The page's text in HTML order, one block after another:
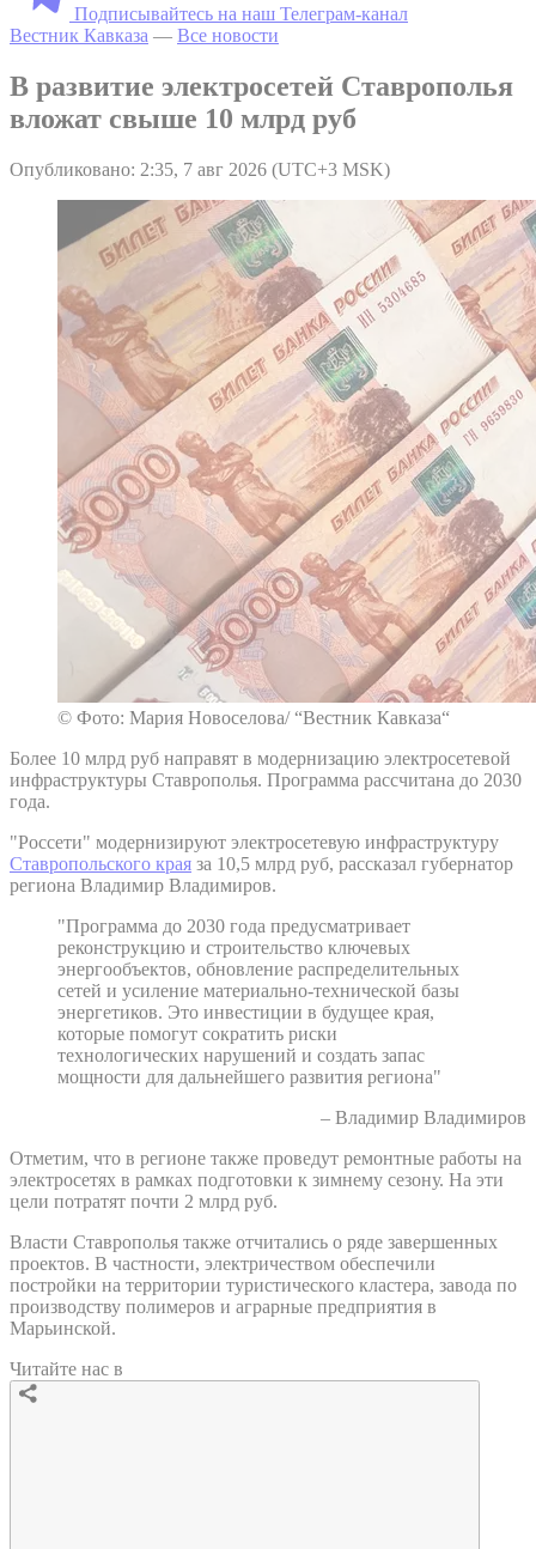
Подписывайтесь на наш Телеграм-канал
Вестник Кавказа — Все новости
В развитие электросетей Ставрополья
вложат свыше 10 млрд руб
Опубликовано: 2:35, 7 авг 2026 (UTC+3 MSK)
© Фото: Мария Новоселова/ “Вестник Кавказа“
Более 10 млрд руб направят в модернизацию электросетевой
инфраструктуры Ставрополья. Программа рассчитана до 2030
года.
"Россети" модернизируют электросетевую инфраструктуру
Ставропольского края за 10,5 млрд руб, рассказал губернатор
региона Владимир Владимиров.
"Программа до 2030 года предусматривает
реконструкцию и строительство ключевых
энергообъектов, обновление распределительных
сетей и усиление материально-технической базы
энергетиков. Это инвестиции в будущее края,
которые помогут сократить риски
технологических нарушений и создать запас
мощности для дальнейшего развития региона"
– Владимир Владимиров
Отметим, что в регионе также проведут ремонтные работы на
электросетях в рамках подготовки к зимнему сезону. На эти
цели потратят почти 2 млрд руб.
Власти Ставрополья также отчитались о ряде завершенных
проектов. В частности, электричеством обеспечили
постройки на территории туристического кластера, завода по
производству полимеров и аграрные предприятия в
Марьинской.
Читайте нас в